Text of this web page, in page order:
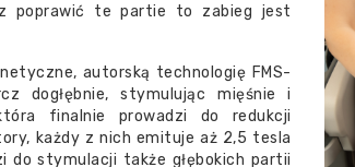
poprawić te partie to zabieg jest
autorską technologię FMS-
dogłębnie, stymulując mięśnie i
finalnie prowadzi do redukcji
każdy z nich emituje aż 2,5 tesla
do stymulacji także głębokich partii